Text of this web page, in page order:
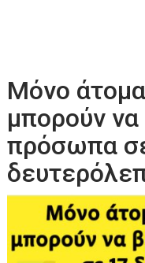
Μόνο
μπορούν
πρόσωπα